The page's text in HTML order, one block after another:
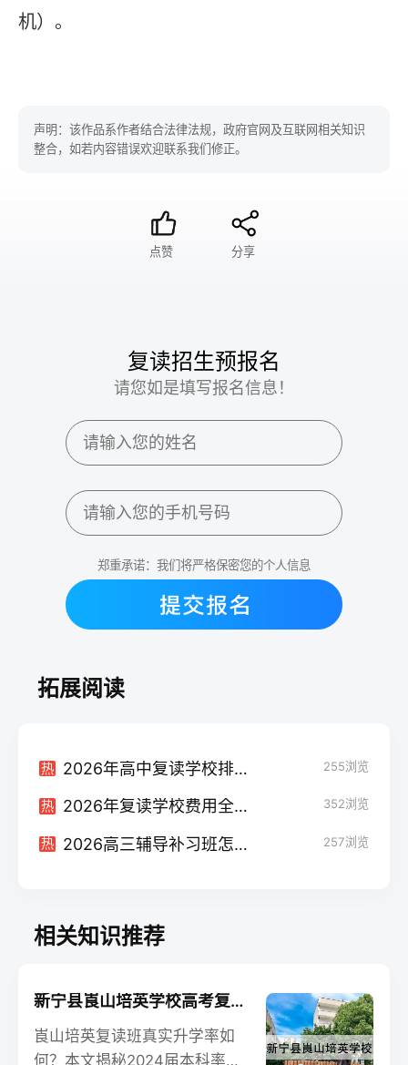
机）。
声明：该作品系作者结合法律法规，政府官网及互联网相关知识
整合，如若内容错误欢迎联系我们修正。
点赞 分享
复读招生预报名
请您如是填写报名信息！
郑重承诺：我们将严格保密您的个人信息
拓展阅读
热 2026年高中复读学校排名指南：理性选择，避开误区 255浏览
热 2026年复读学校费用全解析：公办、民办、机构到底要花多少钱？ 352浏览
热 2026高三辅导补习班怎么选？复读生必看的提分避坑指南 257浏览
相关知识推荐
新宁县崀山培英学校高考复读升学率
崀山培英复读班真实升学率如
何？本文揭秘2024届本科率、